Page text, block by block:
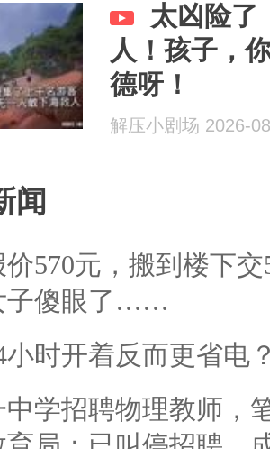
太凶险了
人！孩子，
德呀！
解压小剧场 2026-
闻
570元，搬到楼下
子傻眼了……
小时开着反而更省电
学招聘物理教师，